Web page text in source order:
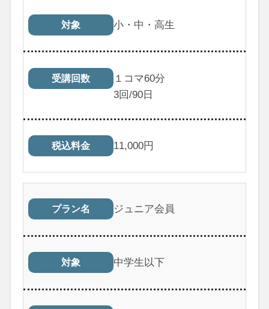
対象 小・中・高生
受講回数
１コマ60分
3回/90日
税込料金 11,000円
プラン名 ジュニア会員
対象 中学生以下